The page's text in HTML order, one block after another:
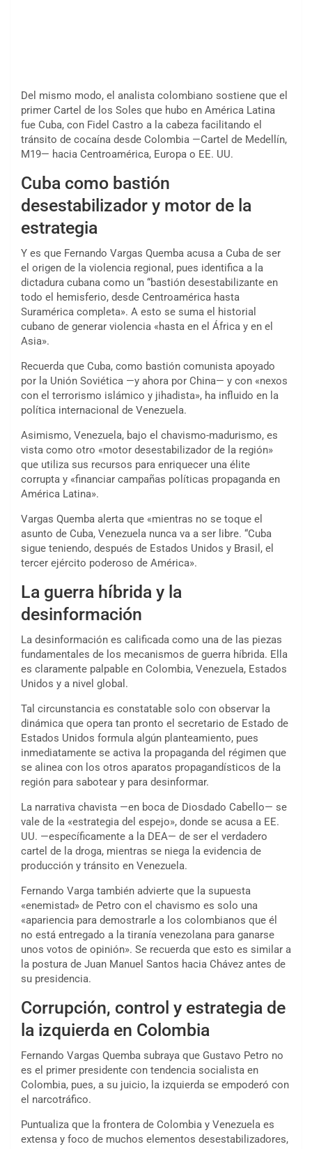
Del mismo modo, el analista colombiano sostiene que el
primer Cartel de los Soles que hubo en América Latina
fue Cuba, con Fidel Castro a la cabeza facilitando el
tránsito de cocaína desde Colombia —Cartel de Medellín,
M19— hacia Centroamérica, Europa o EE. UU.
Cuba como bastión
desestabilizador y motor de la
estrategia
Y es que Fernando Vargas Quemba acusa a Cuba de ser
el origen de la violencia regional, pues identifica a la
dictadura cubana como un “bastión desestabilizante en
todo el hemisferio, desde Centroamérica hasta
Suramérica completa». A esto se suma el historial
cubano de generar violencia «hasta en el África y en el
Asia».
Recuerda que Cuba, como bastión comunista apoyado
por la Unión Soviética —y ahora por China— y con «nexos
con el terrorismo islámico y jihadista», ha influido en la
política internacional de Venezuela.
Asimismo, Venezuela, bajo el chavismo-madurismo, es
vista como otro «motor desestabilizador de la región»
que utiliza sus recursos para enriquecer una élite
corrupta y «financiar campañas políticas propaganda en
América Latina».
Vargas Quemba alerta que «mientras no se toque el
asunto de Cuba, Venezuela nunca va a ser libre. “Cuba
sigue teniendo, después de Estados Unidos y Brasil, el
tercer ejército poderoso de América».
La guerra híbrida y la
desinformación
La desinformación es calificada como una de las piezas
fundamentales de los mecanismos de guerra híbrida. Ella
es claramente palpable en Colombia, Venezuela, Estados
Unidos y a nivel global.
Tal circunstancia es constatable solo con observar la
dinámica que opera tan pronto el secretario de Estado de
Estados Unidos formula algún planteamiento, pues
inmediatamente se activa la propaganda del régimen que
se alinea con los otros aparatos propagandísticos de la
región para sabotear y para desinformar.
La narrativa chavista —en boca de Diosdado Cabello— se
vale de la «estrategia del espejo», donde se acusa a EE.
UU. —específicamente a la DEA— de ser el verdadero
cartel de la droga, mientras se niega la evidencia de
producción y tránsito en Venezuela.
Fernando Varga también advierte que la supuesta
«enemistad» de Petro con el chavismo es solo una
«apariencia para demostrarle a los colombianos que él
no está entregado a la tiranía venezolana para ganarse
unos votos de opinión». Se recuerda que esto es similar a
la postura de Juan Manuel Santos hacia Chávez antes de
su presidencia.
Corrupción, control y estrategia de
la izquierda en Colombia
Fernando Vargas Quemba subraya que Gustavo Petro no
es el primer presidente con tendencia socialista en
Colombia, pues, a su juicio, la izquierda se empoderó con
el narcotráfico.
Puntualiza que la frontera de Colombia y Venezuela es
extensa y foco de muchos elementos desestabilizadores,